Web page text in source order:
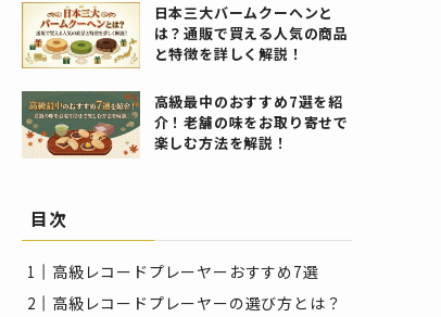
日本三大バームクーヘンと
は？通販で買える人気の商品
と特徴を詳しく解説！
高級最中のおすすめ7選を紹
介！老舗の味をお取り寄せで
楽しむ方法を解説！
目次
高級レコードプレーヤーおすすめ7選
高級レコードプレーヤーの選び方とは？